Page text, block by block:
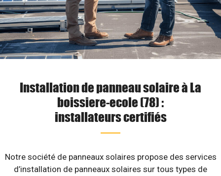
Installation de panneau solaire à La
boissiere-ecole (78) :
installateurs certifiés
Notre société de panneaux solaires propose des services
d’installation de panneaux solaires sur tous types de